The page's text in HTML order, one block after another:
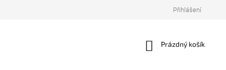
Přihlášení
Nákupní
Prázdný košík